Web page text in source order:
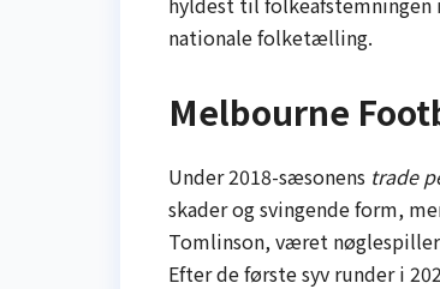
nationale folketælling.
Melbourne
Under 2018-sæsonens trade
skader og svingende form,
Tomlinson, været
Efter de første syv runder i